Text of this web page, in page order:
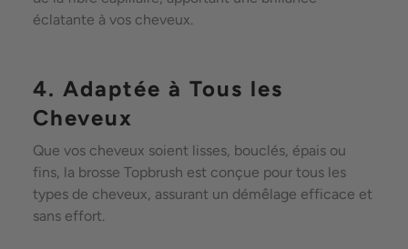
éclatante à vos cheveux.
4. Adaptée à Tous les
Cheveux
Que vos cheveux soient lisses, bouclés, épais ou
fins, la brosse Topbrush est conçue pour tous les
types de cheveux, assurant un démêlage efficace et
sans effort.